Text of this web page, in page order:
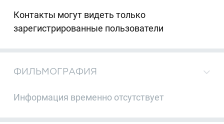
Контакты могут видеть только
зарегистрированные пользователи
ФИЛЬМОГРАФИЯ
Информация временно отсутствует